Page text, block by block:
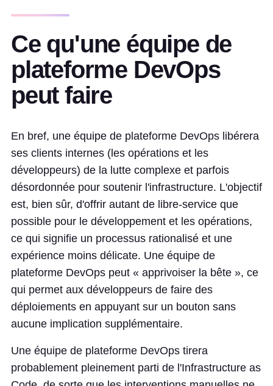
Ce qu'une équipe de
plateforme DevOps
peut faire
En bref, une équipe de plateforme DevOps libérera
ses clients internes (les opérations et les
développeurs) de la lutte complexe et parfois
désordonnée pour soutenir l'infrastructure. L'objectif
est, bien sûr, d'offrir autant de libre-service que
possible pour le développement et les opérations,
ce qui signifie un processus rationalisé et une
expérience moins délicate. Une équipe de
plateforme DevOps peut « apprivoiser la bête », ce
qui permet aux développeurs de faire des
déploiements en appuyant sur un bouton sans
aucune implication supplémentaire.
Une équipe de plateforme DevOps tirera
probablement pleinement parti de l'Infrastructure as